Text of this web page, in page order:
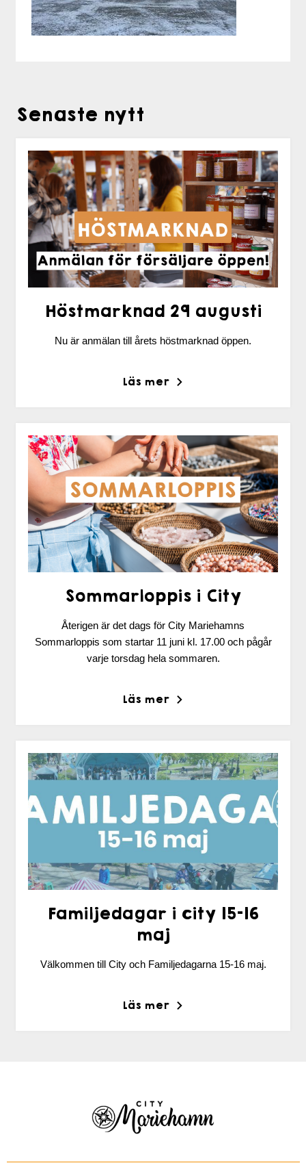
Senaste nytt
Höstmarknad 29 augusti
Nu är anmälan till årets höstmarknad öppen.
Läs mer
Sommarloppis i City
Återigen är det dags för City Mariehamns
Sommarloppis som startar 11 juni kl. 17.00 och pågår
varje torsdag hela sommaren.
Läs mer
Familjedagar i city 15-16
maj
Välkommen till City och Familjedagarna 15-16 maj.
Läs mer